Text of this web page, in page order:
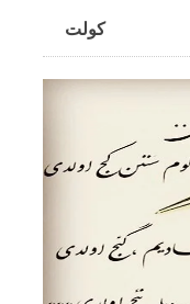
کولت